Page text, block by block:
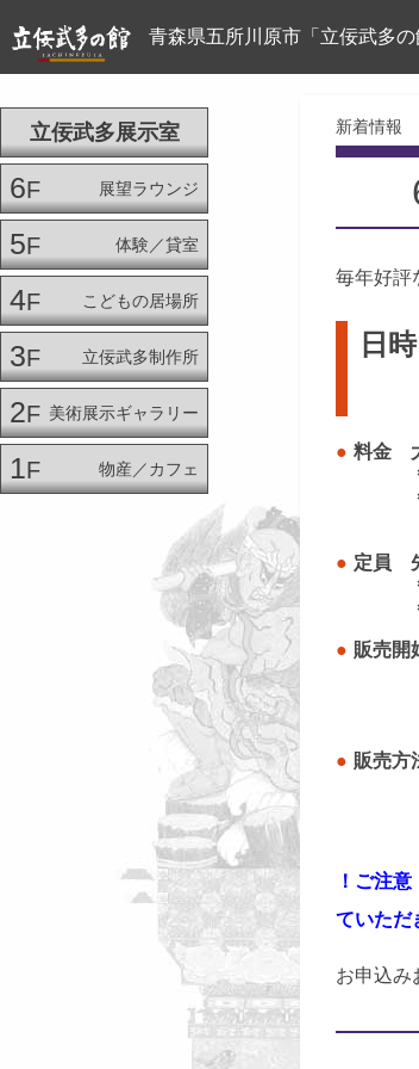
青森県五所川原市「立佞武多の
立佞武多展示室
6F 展望ラウンジ
5F 体験／貸室
4F こどもの居場所
3F 立佞武多制作所
2F 美術展示ギャラリー
1F 物産／カフェ
新着情報
毎年好評
日
19
料金
＊小人
＊折詰
（今年
定員
＊お支
＊同一
販売開
＊但
＊立
＊販
販売方
案内カ
＊お
＊お
！ご注
ていただ
お申込み